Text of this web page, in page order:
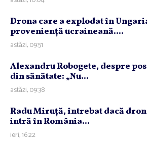
Drona care a explodat în
provenienţă ucraineană....
astăzi, 09:51
Alexandru Robogete, despre
din sănătate: „Nu...
astăzi, 09:38
Radu Miruţă, întrebat dacă
intră în România...
ieri, 16:22